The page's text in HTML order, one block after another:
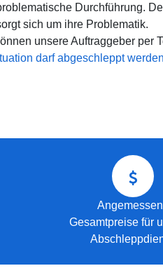
Durchführung.
sich um ihre Problematik.
unsere Auftraggeber per
darf abgeschleppt
Gesamtpreise für